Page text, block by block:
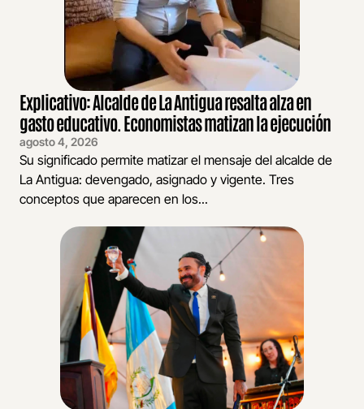
Explicativo: Alcalde de La Antigua resalta alza en
gasto educativo. Economistas matizan la ejecución
agosto 4, 2026
Su significado permite matizar el mensaje del alcalde de
La Antigua: devengado, asignado y vigente. Tres
conceptos que aparecen en los...